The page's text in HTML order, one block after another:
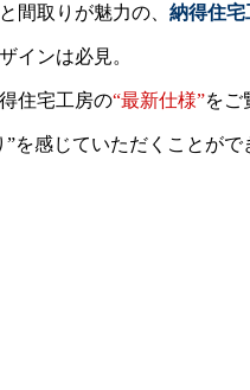
間取りが魅力の、 納得住宅
インは必見。
住宅工房の“最新仕様”をご
”を感じていただくことがで